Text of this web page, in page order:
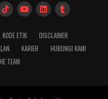
KODE ETIK
DISCLAIMER
KARIER
HUBUNGI KAMI
TEAM